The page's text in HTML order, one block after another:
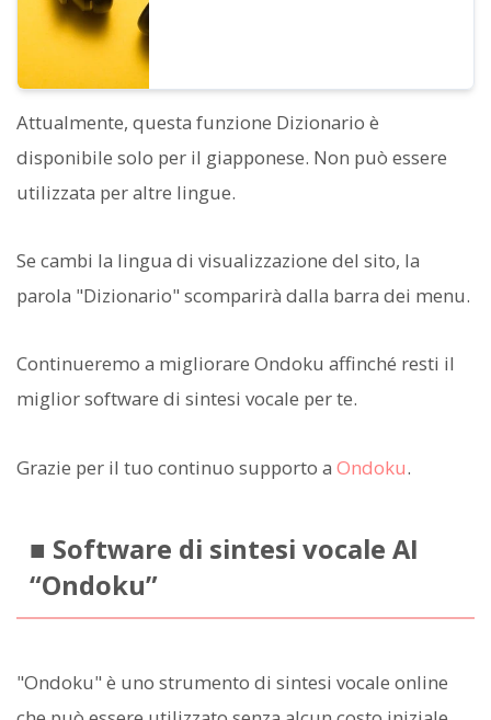
Attualmente, questa funzione Dizionario è
disponibile solo per il giapponese. Non può essere
utilizzata per altre lingue.
Se cambi la lingua di visualizzazione del sito, la
parola "Dizionario" scomparirà dalla barra dei menu.
Continueremo a migliorare Ondoku affinché resti il
miglior software di sintesi vocale per te.
Grazie per il tuo continuo supporto a Ondoku.
■ Software di sintesi vocale AI
“Ondoku”
"Ondoku" è uno strumento di sintesi vocale online